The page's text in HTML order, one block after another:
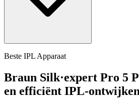
Beste IPL Apparaat
Braun Silk·expert Pro 5
en efficiënt IPL-